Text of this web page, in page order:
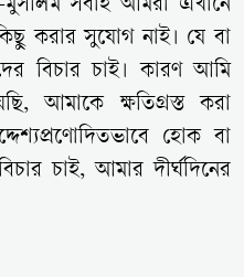
মুসলিম সবাই আমরা এখানে
করার সুযোগ নাই। যে বা
বিচার চাই। কারণ আমি
আমাকে ক্ষতিগ্রস্ত করা
হোক বা
চাই, আমার দীর্ঘদিনের